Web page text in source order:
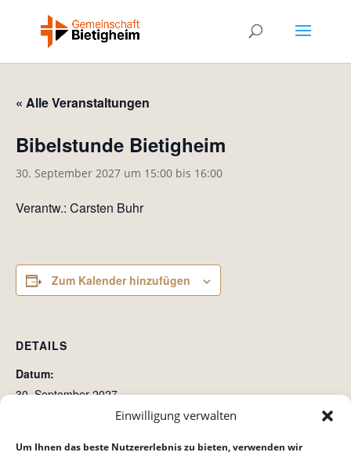
Einwilligung verwalten
Um Ihnen das beste Nutzererlebnis zu bieten, verwenden wir
« Alle Veranstaltungen
Bibelstunde Bietigheim
30. September 2027 um 15:00 bis 16:00
Verantw.: Carsten Buhr
Zum Kalender hinzufügen
DETAILS
Datum:
30. September 2027